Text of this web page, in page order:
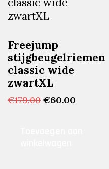
Freejump
stijgbeugelriemen
classic wide
zwartXL
€179.00 Oorspronkelijke
€60.00